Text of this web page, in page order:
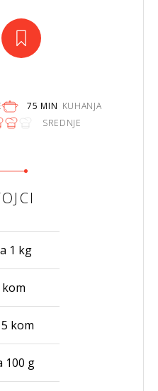
75 MIN KUHANJA
SREDNJE
1 kg
kom
100 g